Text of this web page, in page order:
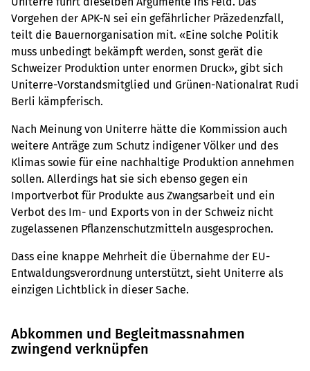
Vorgehen der APK-N sei ein gefährlicher Präzedenzfall,
teilt die Bauernorganisation mit. «Eine solche Politik
muss unbedingt bekämpft werden, sonst gerät die
Schweizer Produktion unter enormen Druck», gibt sich
Uniterre-Vorstandsmitglied und Grünen-Nationalrat Rudi
Berli kämpferisch.
Nach Meinung von Uniterre hätte die Kommission auch
weitere Anträge zum Schutz indigener Völker und des
Klimas sowie für eine nachhaltige Produktion annehmen
sollen. Allerdings hat sie sich ebenso gegen ein
Importverbot für Produkte aus Zwangsarbeit und ein
Verbot des Im- und Exports von in der Schweiz nicht
zugelassenen Pflanzenschutzmitteln ausgesprochen.
Dass eine knappe Mehrheit die Übernahme der EU-
Entwaldungsverordnung unterstützt, sieht Uniterre als
einzigen Lichtblick in dieser Sache.
Abkommen und Begleitmassnahmen
zwingend verknüpfen